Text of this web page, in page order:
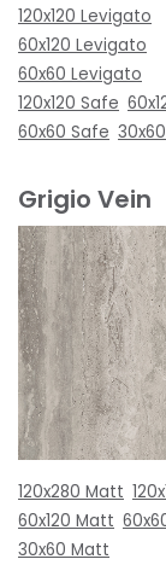
120x120 Levigato
60x120 Levigato
60x60 Levigato
120x120 Safe
60x60 Safe
Grigio Vein
120x280 Matt
60x120 Matt
30x60 Matt